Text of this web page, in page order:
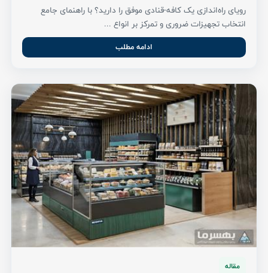
رویای راه‌اندازی یک کافه-قنادی موفق را دارید؟ با راهنمای جامع
انتخاب تجهیزات ضروری و تمرکز بر انواع ...
ادامه مطلب
مقاله